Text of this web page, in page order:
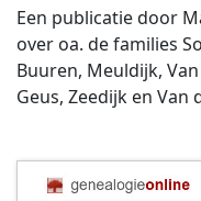
Een publicatie door
over oa. de families
Buuren, Meuldijk,
Geus, Zeedijk en Van